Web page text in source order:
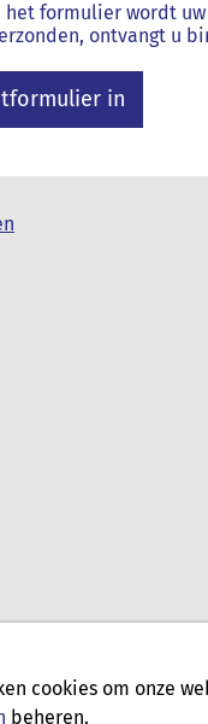
het formulier wordt
ontvangt u
in
cookies om onze
beheren.